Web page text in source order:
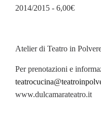
2014/2015 - 6,00€
Atelier di Teatro in
Per prenotazioni e
www.dulcamarateatro.it